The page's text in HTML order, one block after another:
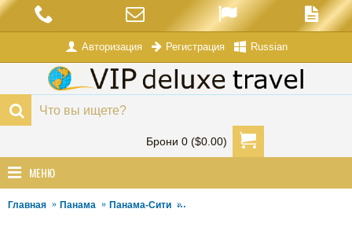
Авторизация Регистрация Russian
Брони 0 ($0.00)
МЕНЮ
Главная Панама Панама-Сити Панама: Панама-Сити - Долина